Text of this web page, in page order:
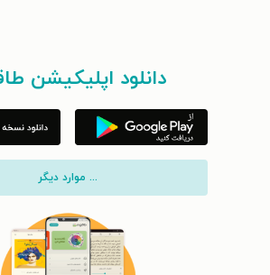
دانلود اپلیکیشن
... موارد دیگر